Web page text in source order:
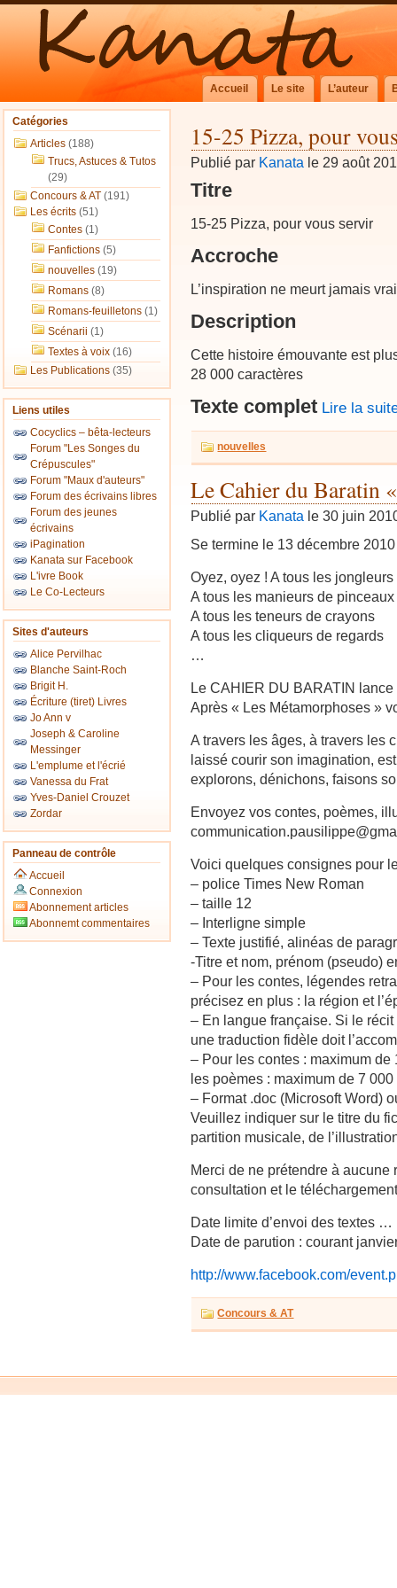
Accueil Le site L’auteur
Catégories
Articles (188)
Trucs, Astuces & Tutos
(29)
Concours & AT (191)
Les écrits (51)
Contes (1)
Fanfictions (5)
nouvelles (19)
Romans (8)
Romans-feuilletons (1)
Scénarii (1)
Textes à voix (16)
Les Publications (35)
Liens utiles
Cocyclics – bêta-lecteurs
Forum "Les Songes du
Crépuscules"
Forum "Maux d'auteurs"
Forum des écrivains libres
Forum des jeunes
écrivains
iPagination
Kanata sur Facebook
L'ivre Book
Le Co-Lecteurs
Sites d'auteurs
Alice Pervilhac
Blanche Saint-Roch
Brigit H.
Écriture (tiret) Livres
Jo Ann v
Joseph & Caroline
Messinger
L'emplume et l'écrié
Vanessa du Frat
Yves-Daniel Crouzet
Zordar
Panneau de contrôle
Accueil
Connexion
Abonnement articles
Abonnemt commentaires
15-25 Pizza, pour
Publié par Kanata le 29 août
Titre
15-25 Pizza, pour vous servir
Accroche
L’inspiration ne meurt jamais
Description
Cette histoire émouvante est
28 000 caractères
Texte complet Lire la
nouvelles
Le Cahier du Baratin
Publié par Kanata le 30 juin
Se termine le 13 décembre 2010
Oyez, oyez ! A tous les
A tous les manieurs de pinceaux
A tous les teneurs de crayons
A tous les cliqueurs de regards
…
Le CAHIER DU BARATIN
Après « Les Métamorphoses »
A travers les âges, à travers les
laissé courir son imagination,
explorons, dénichons, faisons
Envoyez vos contes, poèmes,
Voici quelques consignes pour
– police Times New Roman
– taille 12
– Interligne simple
– Texte justifié, alinéas de
-Titre et nom, prénom (pseudo)
– Pour les contes, légendes
précisez en plus : la région et
– En langue française. Si le
une traduction fidèle doit
– Pour les contes : maximum
les poèmes : maximum de 7
– Format .doc (Microsoft Word)
Veuillez indiquer sur le titre du
partition musicale, de
Merci de ne prétendre à
consultation et le
Date limite d’envoi des textes
Date de parution : courant
http://www.facebook.com/
Concours & AT